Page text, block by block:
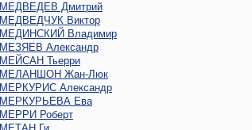
МЕДВЕДЕВ Дмитрий
МЕДВЕДЧУК Виктор
МЕДИНСКИЙ Владимир
МЕЗЯЕВ Александр
МЕЙСАН Тьерри
МЕЛАНШОН Жан-Люк
МЕРКУРИС Александр
МЕРКУРЬЕВА Ева
МЕРРИ Роберт